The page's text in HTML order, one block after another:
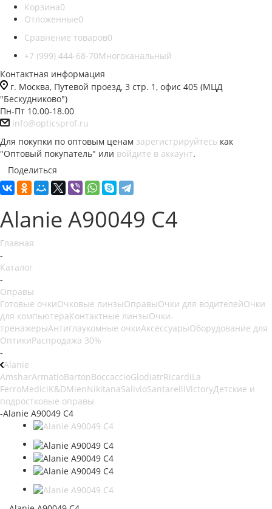
Корзина0
Отложенные0
Сравнение товаров0
+7 (999) 444-68-70Многоканальный
Контактная информация
г. Москва, Путевой проезд, 3 стр. 1, офис 405 (МЦД
"Бескудниково")
Пн-Пт 10.00-18.00
info@opticsprof.ru
Для покупки по оптовым ценам зарегистрируйтесь как
"Оптовый покупатель" или войдите в аккаунт.
Поделиться
Alanie A90049 C4
Главная
-
Каталог
-
Оправы
Готовые очкиОчковые линзыОправыОчки для водителейОчки
для компьютераКонтактные линзыОчки-
тренажерыАнтиглаукомные очкиАксессуарыОборудование для
ОптикиРаспродажа 30%
-
Alanie
AmsharArmatioBartonBoccaccioGlodiatrRicardiLa
FerroMediciK&DMienNikitanaSalivioSantarelliVictoryДетские и
подростковые оправы
-Alanie A90049 C4